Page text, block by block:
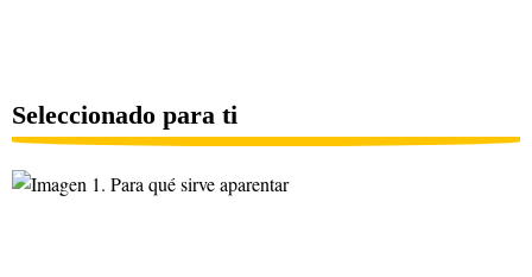
Seleccionado para ti